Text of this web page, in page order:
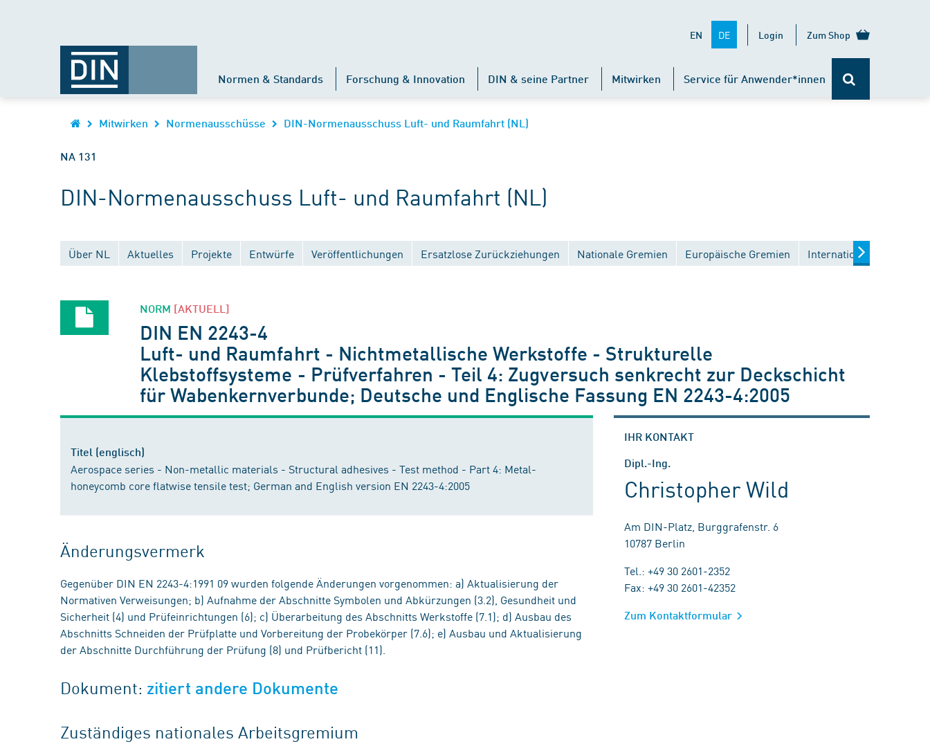
EN DE Login Zum Shop
Normen & Standards Forschung & Innovation DIN & seine Partner Mitwirken Service für Anwender*innen
Mitwirken Normenausschüsse DIN-Normenausschuss Luft- und Raumfahrt (NL)
NA 131
DIN-Normenausschuss Luft- und Raumfahrt (NL)
Über NL Aktuelles Projekte Entwürfe Veröffentlichungen Ersatzlose Zurückziehungen Nationale Gremien Europäische Gremien Internationale Gremien
NORM [AKTUELL]
DIN EN 2243-4
Luft- und Raumfahrt - Nichtmetallische Werkstoffe - Strukturelle
Klebstoffsysteme - Prüfverfahren - Teil 4: Zugversuch senkrecht zur Deckschicht
für Wabenkernverbunde; Deutsche und Englische Fassung EN 2243-4:2005
Titel (englisch)
Aerospace series - Non-metallic materials - Structural adhesives - Test method - Part 4: Metal-
honeycomb core flatwise tensile test; German and English version EN 2243-4:2005
Änderungsvermerk
Gegenüber DIN EN 2243-4:1991 09 wurden folgende Änderungen vorgenommen: a) Aktualisierung der
Normativen Verweisungen; b) Aufnahme der Abschnitte Symbolen und Abkürzungen (3.2), Gesundheit und
Sicherheit (4) und Prüfeinrichtungen (6); c) Überarbeitung des Abschnitts Werkstoffe (7.1); d) Ausbau des
Abschnitts Schneiden der Prüfplatte und Vorbereitung der Probekörper (7.6); e) Ausbau und Aktualisierung
der Abschnitte Durchführung der Prüfung (8) und Prüfbericht (11).
Dokument: zitiert andere Dokumente
Zuständiges nationales Arbeitsgremium
IHR KONTAKT
Dipl.-Ing.
Christopher Wild
Am DIN-Platz, Burggrafenstr. 6
10787 Berlin
Tel.: +49 30 2601-2352
Fax: +49 30 2601-42352
Zum Kontaktformular